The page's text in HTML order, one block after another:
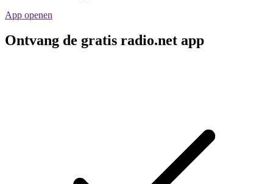
App openen
Ontvang de gratis radio.net app